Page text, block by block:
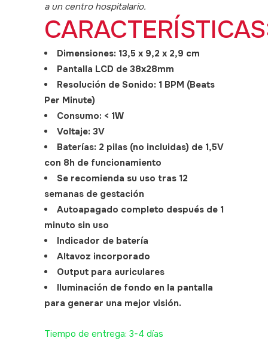
a un centro hospitalario.
Dimensiones: 13,5 x 9,2 x 2,9 cm
Pantalla LCD de 38x28mm
Resolución de Sonido: 1 BPM (Beats
Per Minute)
Consumo: < 1W
Voltaje: 3V
Baterías: 2 pilas (no incluidas) de 1,5V
con 8h de funcionamiento
Se recomienda su uso tras 12
semanas de gestación
Autoapagado completo después de 1
minuto sin uso
Indicador de batería
Altavoz incorporado
Output para auriculares
Iluminación de fondo en la pantalla
para generar una mejor visión.
Tiempo de entrega: 3-4 días